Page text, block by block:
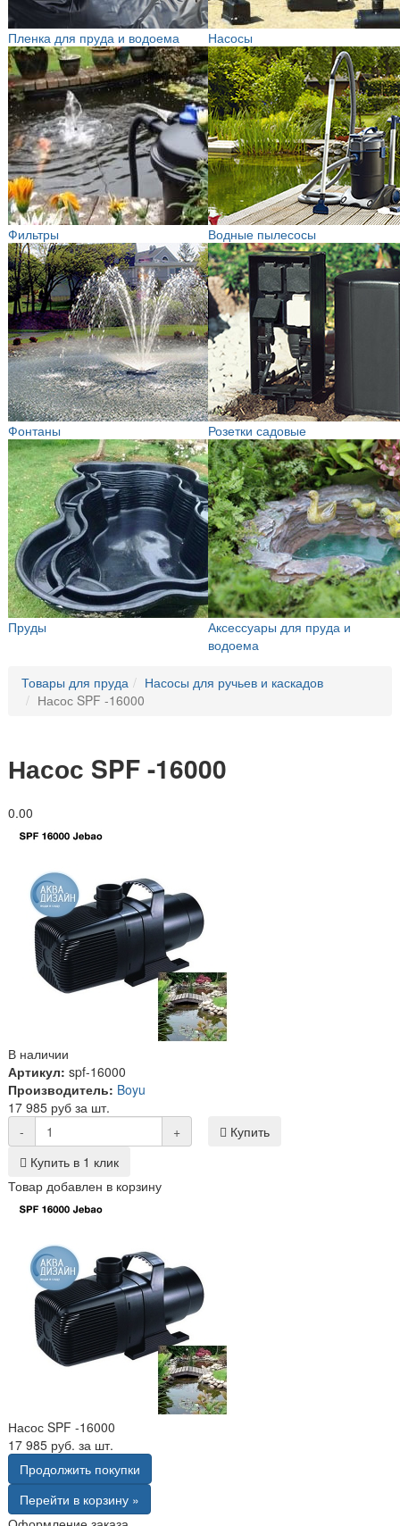
Пленка для пруда и водоема Насосы
Фильтры Водные пылесосы
Фонтаны Розетки садовые
Пруды
Аксессуары для пруда и
водоема
Товары для пруда
Насосы для ручьев и каскадов
Насос SPF -16000
Насос SPF -16000
0.00
В наличии
Артикул: spf-16000
Производитель: Boyu
17 985 руб за шт.
-
+
Купить
Купить в 1 клик
Товар добавлен в корзину
Насос SPF -16000
17 985 руб. за шт.
Продолжить покупки
Перейти в корзину »